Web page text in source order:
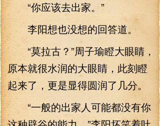
“你应该去出家。”
李阳想也没想的回答道。
“莫拉古？”周子瑜瞪大眼睛，
原本就很水润的大眼睛，此刻瞪
起来了，更是显得圆润了几分。
“一般的出家人可能都没有你